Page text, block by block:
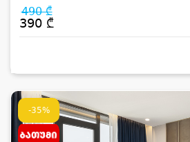
490 ₾
390 ₾
-35%